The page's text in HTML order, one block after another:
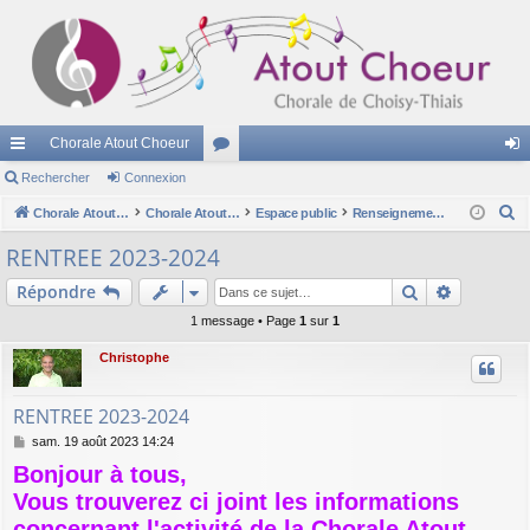
cc
ès
ra
pi
Chorale Atout Choeur
u
m
s
ne
Rechercher Connexion
Chorale Atout Choeur Chorale Atout Choeur Espace public Renseignements sur la chorale
r
RENTREE 2023-2024
Répondre Rechercher
1 message • Page 1 sur 1
Christophe
RENTREE 2023-2024
M
s
s
a
sam. 19 août 2023 14:24
Bonjour à tous,
Vous trouverez ci joint les informations